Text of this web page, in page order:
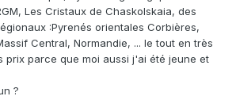
Les Cristaux de Chaskolskaia, des
:Pyrenés orientales Corbières,
Central, Normandie, ... le tout en très
prix parce que moi aussi j'ai été jeune et
?